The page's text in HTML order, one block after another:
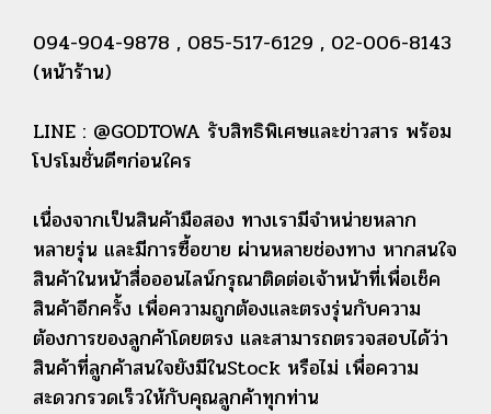
094-904-9878 , 085-517-6129 , 02-006-8143
(หน้าร้าน)
LINE : @GODTOWA รับสิทธิพิเศษและข่าวสาร พร้อม
โปรโมชั่นดีๆก่อนใคร
เนื่องจากเป็นสินค้ามือสอง ทางเรามีจำหน่ายหลาก
หลายรุ่น และมีการซื้อขาย ผ่านหลายช่องทาง หากสนใจ
สินค้าในหน้าสื่อออนไลน์กรุณาติดต่อเจ้าหน้าที่เพื่อเช็ค
สินค้าอีกครั้ง เพื่อความถูกต้องและตรงรุ่นกับความ
ต้องการของลูกค้าโดยตรง และสามารถตรวจสอบได้ว่า
สินค้าที่ลูกค้าสนใจยังมีในStock หรือไม่ เพื่อความ
สะดวกรวดเร็วให้กับคุณลูกค้าทุกท่าน